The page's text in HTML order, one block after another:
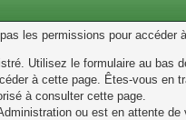
les permissions pour
Utilisez le formulaire au bas
à cette page. Êtes-vous en
à consulter cette page.
ou est en attente de